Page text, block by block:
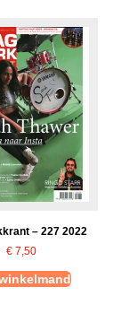
– 227 2022
€ 7,50